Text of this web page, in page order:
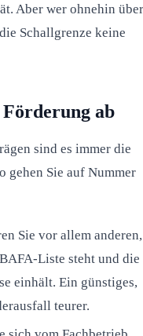
Aber wer ohnehin über
Schallgrenze keine
ab
sind es immer die
gehen Sie auf Nummer
Sie vor allem anderen,
Liste steht und die
einhält. Ein günstiges,
teurer.